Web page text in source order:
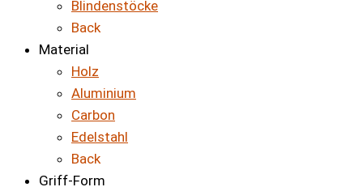
Blindenstöcke
Back
Material
Holz
Aluminium
Carbon
Edelstahl
Back
Griff-Form